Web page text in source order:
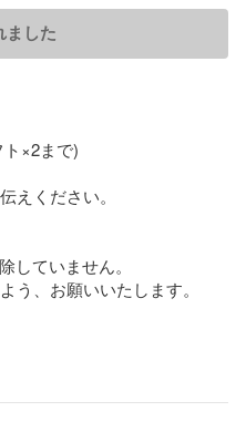
ました
×2まで)
えください。
ていません。
う、お願いいたします。